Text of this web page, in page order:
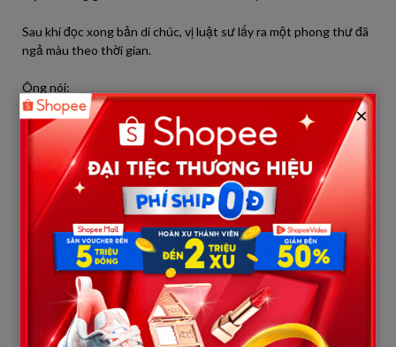
Sau khi đọc xong bản di chúc, vị luật sư lấy ra một phong thư đã
ngả màu theo thời gian.
Ông nói:
“Đây là lá thư bác Lâm dặn tôi chỉ được trao tận tay anh sau khi
mọi thủ tục tang lễ đã hoàn tất.”
Tôi run run mở thư.
“Bình thân mến!
Nếu con đang đọc những dòng này thì có lẽ bố đã không còn
Có một điều mà suốt nhiều năm qua bố luôn muốn nói nhưng
chưa bao giờ đủ can đảm để mở lời.
×